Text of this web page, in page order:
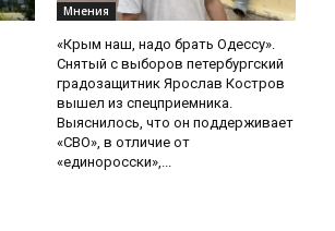
Мнения
«Крым наш, надо брать Одессу».
Снятый с выборов петербургский
градозащитник Ярослав Костров
вышел из спецприемника.
Выяснилось, что он поддерживает
«СВО», в отличие от
«единоросски»,...